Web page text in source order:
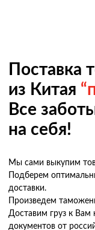
Поставка
из Китая
Все
на себя!
Мы сами выкупим
Подберем
доставки.
Произведем
Доставим груз к
документов от